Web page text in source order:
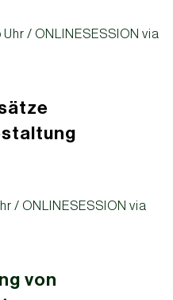
Uhr / ONLINESESSION via
/ ONLINESESSION via
von